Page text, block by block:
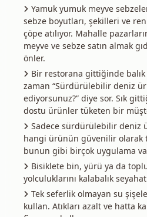
Yamuk yumuk meyve
sebze boyutları, şekilleri ve
çöpe atılıyor. Mahalle
meyve ve sebze satın almak
önler.
Bir restorana gittiğinde
zaman “Sürdürülebilir deniz
ediyorsunuz?” diye sor. Sık
dostu ürünler tüketen bir
Sadece sürdürülebilir deniz
hangi ürünün güvenilir olarak
bunun gibi birçok uygulama
Bisiklete bin, yürü ya da
yolculuklarını kalabalık
Tek seferlik olmayan su
kullan. Atıkları azalt ve hatta